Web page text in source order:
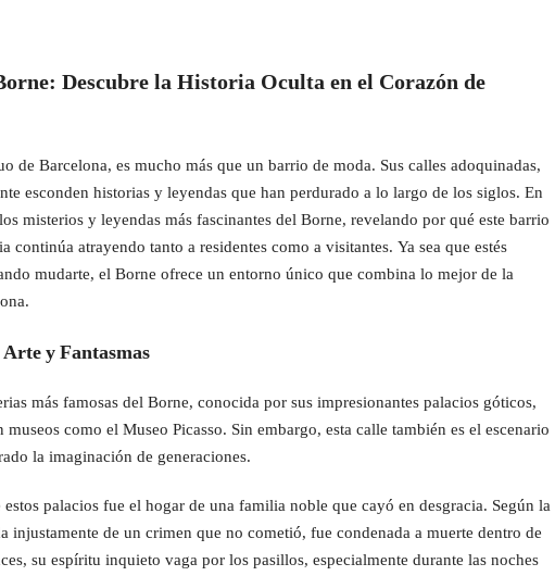
Descubre la Historia Oculta en el Corazón de
de Barcelona, es mucho más que un barrio de moda. Sus calles adoquinadas,
esconden historias y leyendas que han perdurado a lo largo de los siglos. En
misterios y leyendas más fascinantes del Borne, revelando por qué este barrio
continúa atrayendo tanto a residentes como a visitantes. Ya sea que estés
mudarte, el Borne ofrece un entorno único que combina lo mejor de la
y Fantasmas
más famosas del Borne, conocida por sus impresionantes palacios góticos,
como el Museo Picasso. Sin embargo, esta calle también es el escenario
la imaginación de generaciones.
palacios fue el hogar de una familia noble que cayó en desgracia. Según la
injustamente de un crimen que no cometió, fue condenada a muerte dentro de
su espíritu inquieto vaga por los pasillos, especialmente durante las noches